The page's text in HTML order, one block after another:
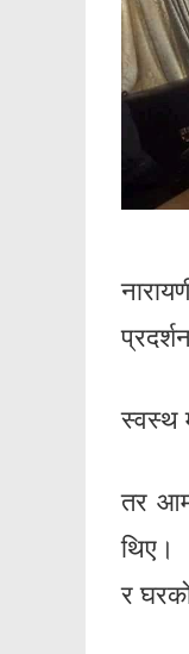
स्वस्थ
तर
थिए।
र